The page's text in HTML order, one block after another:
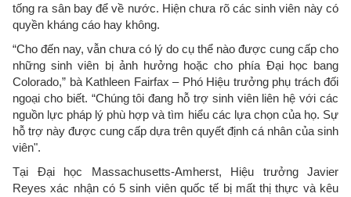
tống ra sân bay để về nước. Hiện chưa rõ các sinh viên này có
quyền kháng cáo hay không.
“Cho đến nay, vẫn chưa có lý do cụ thể nào được cung cấp cho
những sinh viên bị ảnh hưởng hoặc cho phía Đại học bang
Colorado,” bà Kathleen Fairfax – Phó Hiệu trưởng phụ trách đối
ngoại cho biết. “Chúng tôi đang hỗ trợ sinh viên liên hệ với các
nguồn lực pháp lý phù hợp và tìm hiểu các lựa chọn của họ. Sự
hỗ trợ này được cung cấp dựa trên quyết định cá nhân của sinh
viên".
Tại Đại học Massachusetts-Amherst, Hiệu trưởng Javier
Reyes xác nhận có 5 sinh viên quốc tế bị mất thị thực và kêu